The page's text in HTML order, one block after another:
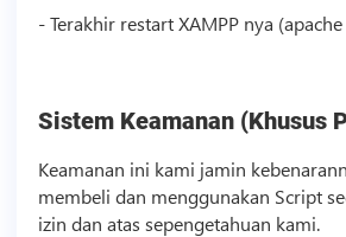
- Terakhir restart XAMPP nya
Sistem Keamanan (Khusus
Keamanan ini kami jamin
membeli dan menggunakan Script
izin dan atas sepengetahuan kami.